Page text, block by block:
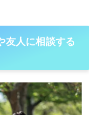
友人に相談する